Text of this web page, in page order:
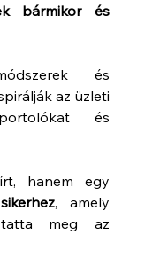
bármikor és
és
az üzleti
és
, amely
meg az